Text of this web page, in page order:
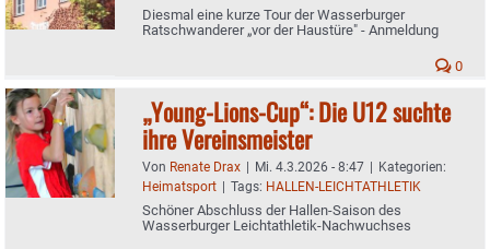
Diesmal eine kurze Tour der Wasserburger
Ratschwanderer „vor der Haustüre" - Anmeldung
0
„Young-Lions-Cup“: Die U12 suchte
ihre Vereinsmeister
Von Renate Drax | Mi. 4.3.2026 - 8:47 | Kategorien:
Heimatsport | Tags: HALLEN-LEICHTATHLETIK
Schöner Abschluss der Hallen-Saison des
Wasserburger Leichtathletik-Nachwuchses